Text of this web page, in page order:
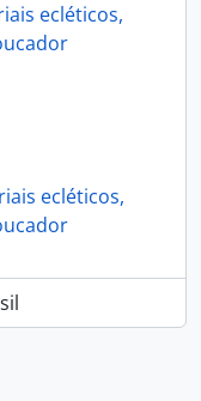
ecléticos,
ecléticos,